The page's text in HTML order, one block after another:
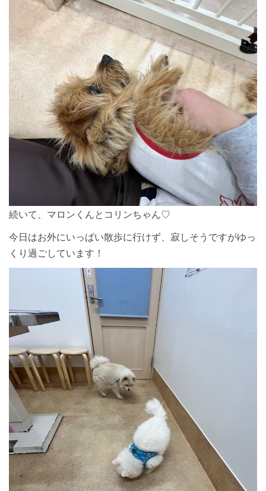
続いて、マロンくんとコリンちゃん♡
今日はお外にいっぱい散歩に行けず、寂しそうですがゆっ
くり過ごしています！